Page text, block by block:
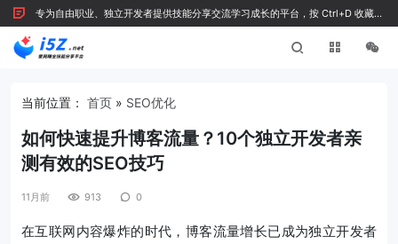
专为自由职业、独立开发者提供技能分享交流学习成长的平台，按 Ctrl+D 收藏我
们
当前位置： 首页 » SEO优化
如何快速提升博客流量？10个独立开发者亲
测有效的SEO技巧
11月前 913 0
在互联网内容爆炸的时代，博客流量增长已成为独立开发者